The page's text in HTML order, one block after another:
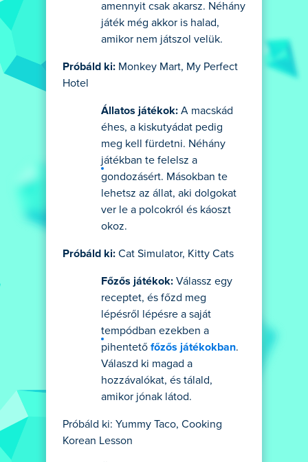
amennyit csak akarsz. Néhány
játék még akkor is halad,
amikor nem játszol velük.
Próbáld ki: Monkey Mart, My Perfect
Hotel
Állatos játékok: A macskád
éhes, a kiskutyádat pedig
meg kell fürdetni. Néhány
játékban te felelsz a
gondozásért. Másokban te
lehetsz az állat, aki dolgokat
ver le a polcokról és káoszt
okoz.
Próbáld ki: Cat Simulator, Kitty Cats
Főzős játékok: Válassz egy
receptet, és főzd meg
lépésről lépésre a saját
tempódban ezekben a
pihentető főzős játékokban.
Válaszd ki magad a
hozzávalókat, és tálald,
amikor jónak látod.
Próbáld ki: Yummy Taco, Cooking
Korean Lesson